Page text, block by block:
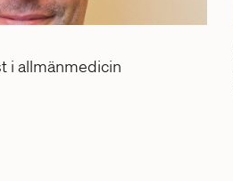
i allmänmedicin